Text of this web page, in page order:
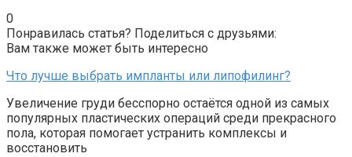
0
Понравилась статья? Поделиться с друзьями:
Вам также может быть интересно
Что лучше выбрать импланты или липофилинг?
Увеличение груди бесспорно остаётся одной из самых
популярных пластических операций среди прекрасного
пола, которая помогает устранить комплексы и
восстановить